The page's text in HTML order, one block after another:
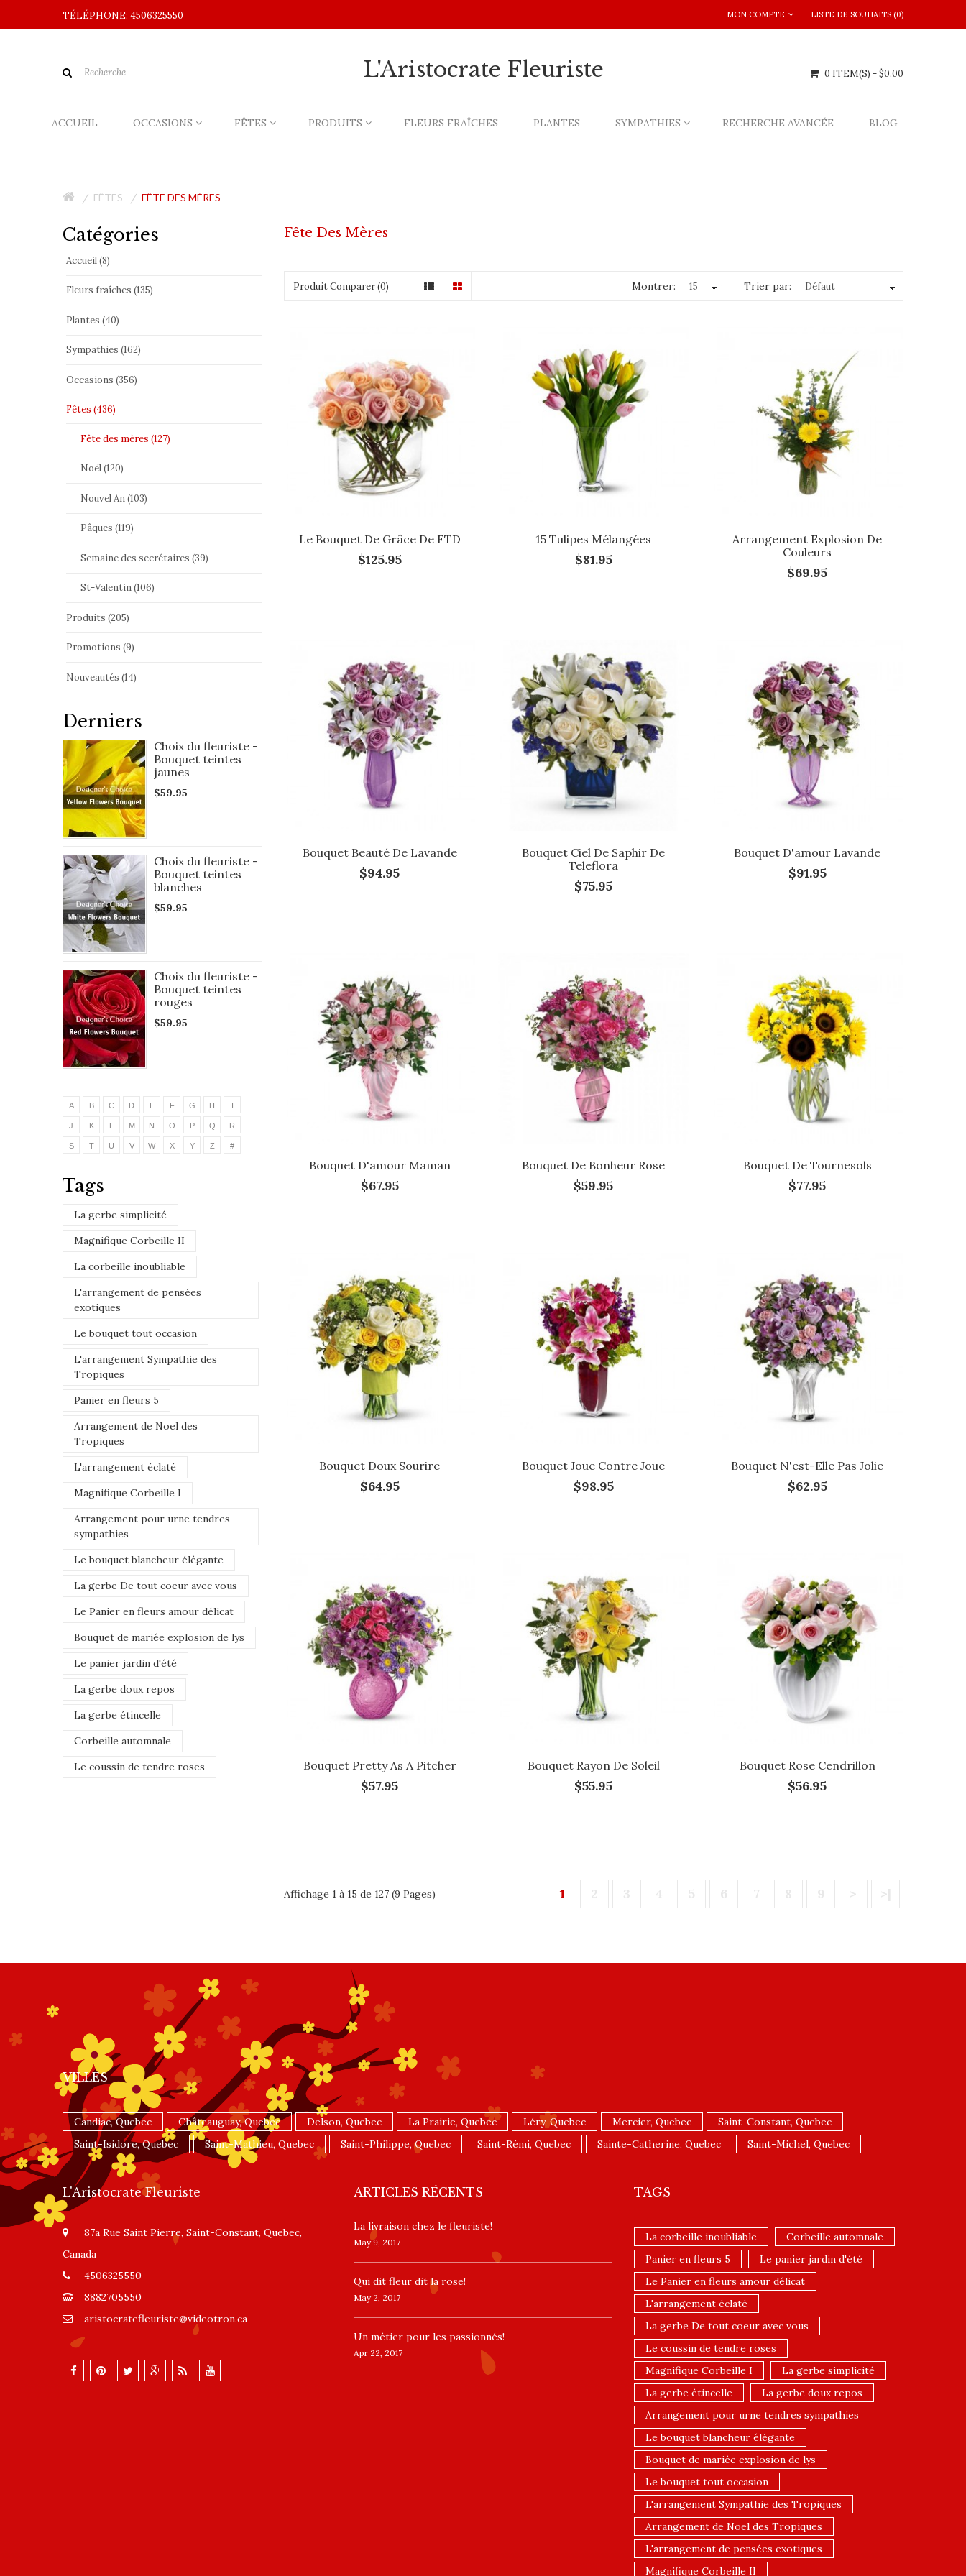
TÉLÉPHONE: 4506325550 MON COMPTE LISTE DE SOUHAITS (0)
L'Aristocrate Fleuriste 0 ITEM(S) - $0.00
ACCUEIL OCCASIONS FÊTES PRODUITS FLEURS FRAÎCHES PLANTES SYMPATHIES RECHERCHE AVANCÉE BLOG
FÊTES FÊTE DES MÈRES
Catégories
Accueil (8)
Fleurs fraîches (135)
Plantes (40)
Sympathies (162)
Occasions (356)
Fêtes (436)
Fête des mères (127)
Noël (120)
Nouvel An (103)
Pâques (119)
Semaine des secrétaires (39)
St-Valentin (106)
Produits (205)
Promotions (9)
Nouveautés (14)
Derniers
Choix du fleuriste -
Bouquet teintes
jaunes
$59.95
Choix du fleuriste -
Bouquet teintes
blanches
$59.95
Choix du fleuriste -
Bouquet teintes
rouges
$59.95
A B C D E F G H
J K M N O P Q R
S T U V W X Y Z #
Tags
La gerbe simplicité
Magnifique Corbeille II
La corbeille inoubliable
L'arrangement de pensées
exotiques
Le bouquet tout occasion
L'arrangement Sympathie des
Tropiques
Panier en fleurs 5
Arrangement de Noel des
Tropiques
L'arrangement éclaté
Magnifique Corbeille I
Arrangement pour urne tendres
sympathies
Le bouquet blancheur élégante
La gerbe De tout coeur avec vous
Le Panier en fleurs amour délicat
Bouquet de mariée explosion de lys
Le panier jardin d'été
La gerbe doux repos
La gerbe étincelle
Corbeille automnale
Le coussin de tendre roses
Fête Des Mères
Produit Comparer (0) Trier par:
Montrer:
Le Bouquet De Grâce De FTD
$125.95
15 Tulipes Mélangées
$81.95
Arrangement Explosion De
Couleurs
$69.95
Bouquet Beauté De Lavande
$94.95
Bouquet Ciel De Saphir De
Teleflora
$75.95
Bouquet D'amour Lavande
$91.95
Bouquet D'amour Maman
$67.95
Bouquet De Bonheur Rose
$59.95
Bouquet De Tournesols
$77.95
Bouquet Doux Sourire
$64.95
Bouquet Joue Contre Joue
$98.95
Bouquet N'est-Elle Pas Jolie
$62.95
Bouquet Pretty As A Pitcher
$57.95
Bouquet Rayon De Soleil
$55.95
Bouquet Rose Cendrillon
$56.95
Affichage 1 à 15 de 127 (9 Pages) 1
VILLES
Candiac, Quebec Châteauguay, Quebec Delson, Quebec La Prairie, Quebec Léry, Quebec Mercier, Quebec
Saint-Constant, Quebec
Saint-Isidore, Quebec
Saint-Mathieu, Quebec Saint-Philippe, Quebec Saint-Rémi, Quebec Sainte-Catherine, Quebec Saint-Michel, Quebec
L'Aristocrate Fleuriste
87a Rue Saint Pierre, Saint-Constant, Quebec,
Canada
4506325550
8882705550
aristocratefleuriste@videotron.ca
ARTICLES RÉCENTS
La livraison chez le fleuriste!
May 9, 2017
​Qui dit fleur dit la rose!
May 2, 2017
Un ​métier pour les passionnés​!
Apr 22, 2017
TAGS
La corbeille inoubliable
Corbeille automnale
Panier en fleurs 5
Le panier jardin d'été
Le Panier en fleurs amour délicat
L'arrangement éclaté
La gerbe De tout coeur avec vous
Le coussin de tendre roses
Magnifique Corbeille I
La gerbe simplicité
La gerbe étincelle
La gerbe doux repos
Arrangement pour urne tendres sympathies
Le bouquet blancheur élégante
Bouquet de mariée explosion de lys
Le bouquet tout occasion
L'arrangement Sympathie des Tropiques
Arrangement de Noel des Tropiques
L'arrangement de pensées exotiques
Magnifique Corbeille II